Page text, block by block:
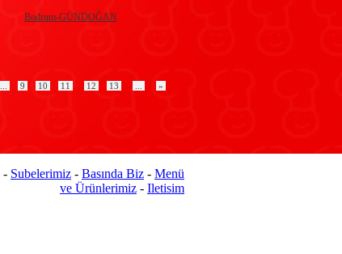
Bodrum-GÜNDOĞAN
9 10 11 12 13
»
- Subelerimiz - Basında Biz - Menü
ve Ürünlerimiz - Iletisim